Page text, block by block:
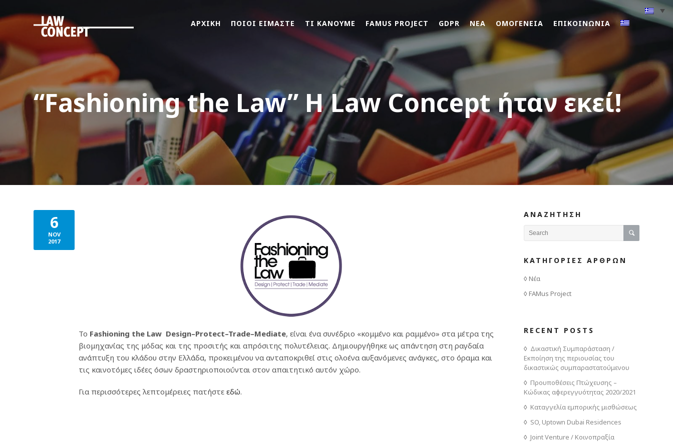
ΑΡΧΙΚΗ ΠΟΙΟΙ ΕΙΜΑΣΤΕ ΤΙ ΚΑΝΟΥΜΕ FAMUS PROJECT GDPR ΝΕΑ ΟΜΟΓΕΝΕΙΑ ΕΠΙΚΟΙΝΩΝΙΑ
“Fashioning the Law” H Law Concept ήταν εκεί!
6
NOV
2017
Το Fashioning the Law Design–Protect–Trade–Mediate, είναι ένα συνέδριο «κομμένο και ραμμένο» στα μέτρα της
βιομηχανίας της μόδας και της προσιτής και απρόσιτης πολυτέλειας. Δημιουργήθηκε ως απάντηση στη ραγδαία
ανάπτυξη του κλάδου στην Ελλάδα, προκειμένου να ανταποκριθεί στις ολοένα αυξανόμενες ανάγκες, στο όραμα και
τις καινοτόμες ιδέες όσων δραστηριοποιούνται στον απαιτητικό αυτόν χώρο.
Για περισσότερες λεπτομέρειες πατήστε εδώ.
ΑΝΑΖΗΤΗΣΗ
ΚΑΤΗΓΟΡΙΕΣ ΑΡΘΡΩΝ
Νέα
FAMus Project
RECENT POSTS
Δικαστική Συμπαράσταση /
Εκποίηση της περιουσίας του
δικαστικώς συμπαραστατούμενου
Προυποθέσεις Πτώχευσης –
Κώδικας αφερεγγυότητας 2020/2021
Καταγγελία εμπορικής μισθώσεως
SO, Uptown Dubai Residences
Joint Venture / Κοινοπραξία
ΠΟΙΟΙ
ΕΙΜΑΣΤΕ
ΤΙ
ΚΑΝΟΥΜΕ
Project
GDPR
ΟΜΟΓΕΝΕΙΑ
ΕΠΙΚΟΙΝΩΝΙΑ